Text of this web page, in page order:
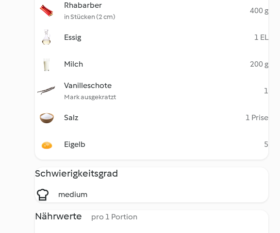
Rhabarber
in Stücken (2 cm)
400 g
Essig 1 EL
Milch 200 g
Vanilleschote
Mark ausgekratzt
1
Salz 1 Prise
Eigelb 5
Schwierigkeitsgrad
medium
Nährwerte pro 1 Portion